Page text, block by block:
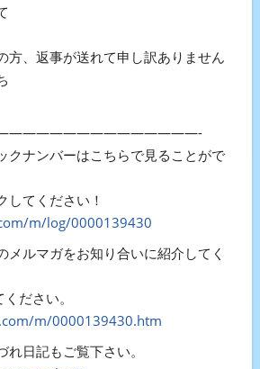
方、返事が送れて申し訳ありません
クナンバーはこちらで見ることがで
してください！
m/log/0000139430
メルマガをお知り合いに紹介してく
ださい。
m/0000139430.htm
日記もご覧下さい。